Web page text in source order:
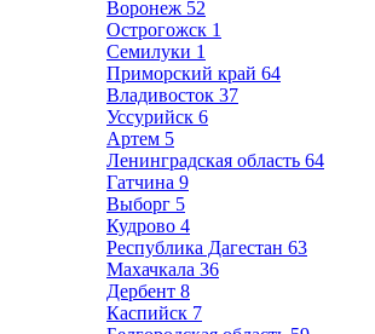
Воронеж 52
Острогожск 1
Семилуки 1
Приморский край 64
Владивосток 37
Уссурийск 6
Артем 5
Ленинградская область 64
Гатчина 9
Выборг 5
Кудрово 4
Республика Дагестан 63
Махачкала 36
Дербент 8
Каспийск 7